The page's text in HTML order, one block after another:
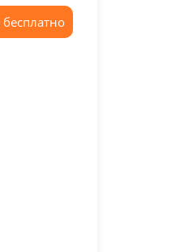
бесплатно